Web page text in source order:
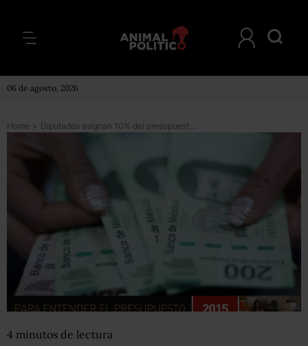
06 de agosto, 2026
Home > Diputados asignan 10% del presupuesto a obras de las que obtienen un beneficio político
4 minutos de lectura